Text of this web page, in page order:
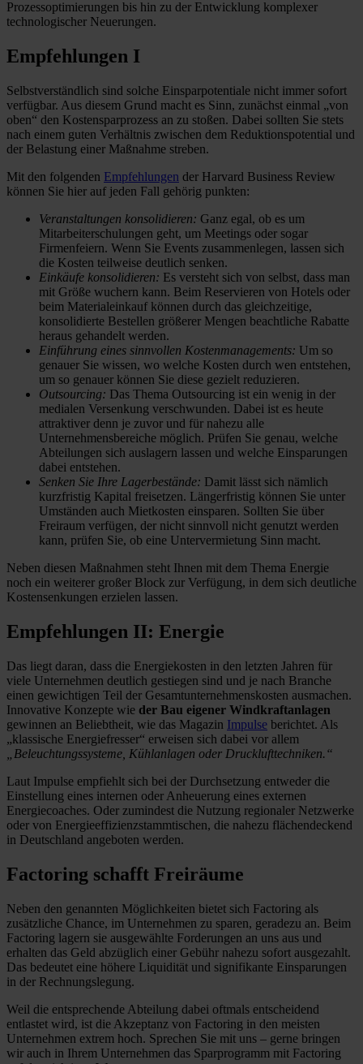
Prozessoptimierungen bis hin zu der Entwicklung komplexer
technologischer Neuerungen.
Empfehlungen I
Selbstverständlich sind solche Einsparpotentiale nicht immer sofort
verfügbar. Aus diesem Grund macht es Sinn, zunächst einmal „von
oben“ den Kostensparprozess an zu stoßen. Dabei sollten Sie stets
nach einem guten Verhältnis zwischen dem Reduktionspotential und
der Belastung einer Maßnahme streben.
Mit den folgenden Empfehlungen der Harvard Business Review
können Sie hier auf jeden Fall gehörig punkten:
Veranstaltungen konsolidieren: Ganz egal, ob es um
Mitarbeiterschulungen geht, um Meetings oder sogar
Firmenfeiern. Wenn Sie Events zusammenlegen, lassen sich
die Kosten teilweise deutlich senken.
Einkäufe konsolidieren: Es versteht sich von selbst, dass man
mit Größe wuchern kann. Beim Reservieren von Hotels oder
beim Materialeinkauf können durch das gleichzeitige,
konsolidierte Bestellen größerer Mengen beachtliche Rabatte
heraus gehandelt werden.
Einführung eines sinnvollen Kostenmanagements: Um so
genauer Sie wissen, wo welche Kosten durch wen entstehen,
um so genauer können Sie diese gezielt reduzieren.
Outsourcing: Das Thema Outsourcing ist ein wenig in der
medialen Versenkung verschwunden. Dabei ist es heute
attraktiver denn je zuvor und für nahezu alle
Unternehmensbereiche möglich. Prüfen Sie genau, welche
Abteilungen sich auslagern lassen und welche Einsparungen
dabei entstehen.
Senken Sie Ihre Lagerbestände: Damit lässt sich nämlich
kurzfristig Kapital freisetzen. Längerfristig können Sie unter
Umständen auch Mietkosten einsparen. Sollten Sie über
Freiraum verfügen, der nicht sinnvoll nicht genutzt werden
kann, prüfen Sie, ob eine Untervermietung Sinn macht.
Neben diesen Maßnahmen steht Ihnen mit dem Thema Energie
noch ein weiterer großer Block zur Verfügung, in dem sich deutliche
Kostensenkungen erzielen lassen.
Empfehlungen II: Energie
Das liegt daran, dass die Energiekosten in den letzten Jahren für
viele Unternehmen deutlich gestiegen sind und je nach Branche
einen gewichtigen Teil der Gesamtunternehmenskosten ausmachen.
Innovative Konzepte wie der Bau eigener Windkraftanlagen
gewinnen an Beliebtheit, wie das Magazin Impulse berichtet. Als
„klassische Energiefresser“ erweisen sich dabei vor allem
„Beleuchtungssysteme, Kühlanlagen oder Drucklufttechniken.“
Laut Impulse empfiehlt sich bei der Durchsetzung entweder die
Einstellung eines internen oder Anheuerung eines externen
Energiecoaches. Oder zumindest die Nutzung regionaler Netzwerke
oder von Energieeffizienzstammtischen, die nahezu flächendeckend
in Deutschland angeboten werden.
Factoring schafft Freiräume
Neben den genannten Möglichkeiten bietet sich Factoring als
zusätzliche Chance, im Unternehmen zu sparen, geradezu an. Beim
Factoring lagern sie ausgewählte Forderungen an uns aus und
erhalten das Geld abzüglich einer Gebühr nahezu sofort ausgezahlt.
Das bedeutet eine höhere Liquidität und signifikante Einsparungen
in der Rechnungslegung.
Weil die entsprechende Abteilung dabei oftmals entscheidend
entlastet wird, ist die Akzeptanz von Factoring in den meisten
Unternehmen extrem hoch. Sprechen Sie mit uns – gerne bringen
wir auch in Ihrem Unternehmen das Sparprogramm mit Factoring